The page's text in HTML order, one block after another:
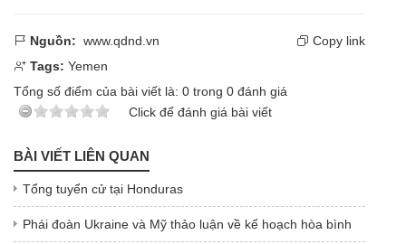
Nguồn: www.qdnd.vn
Copy link
Tags: Yemen
Tổng số điểm của bài viết là: 0 trong 0 đánh giá
Click để đánh giá bài viết
BÀI VIẾT LIÊN QUAN
Tổng tuyển cử tại Honduras
Phái đoàn Ukraine và Mỹ thảo luận về kế hoạch hòa bình